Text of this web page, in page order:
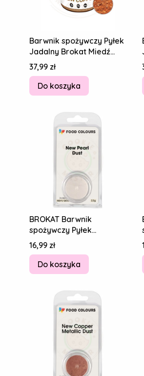
Barwnik spożywczy Pyłek
Jadalny Brokat Miedź
20g
Cena
37,99 zł
Do koszyka
BROKAT Barwnik
spożywczy Pyłek
JADALNY New Pearl
NOWY PERŁOWY 2,5g
Cena
16,99 zł
Do koszyka